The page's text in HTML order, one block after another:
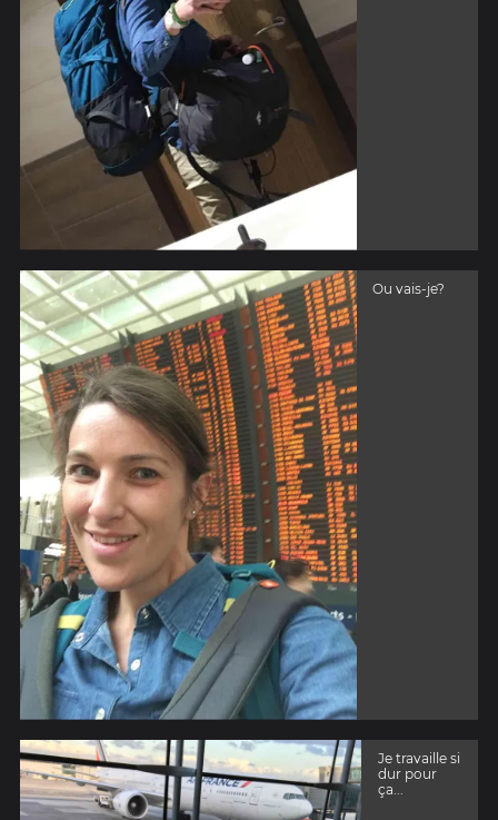
Ou vais-je?
Je travaille si
dur pour
ça...